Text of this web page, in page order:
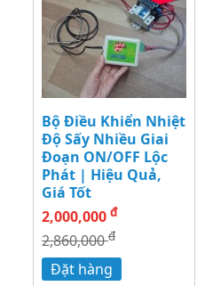
Bộ Điều Khiển Nhiệt
Độ Sấy Nhiều Giai
Đoạn ON/OFF Lộc
Phát | Hiệu Quả,
Giá Tốt
2,000,000 đ
2,860,000đ
Đặt hàng